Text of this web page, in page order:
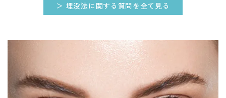
＞ 埋没法に関する質問を全て見る